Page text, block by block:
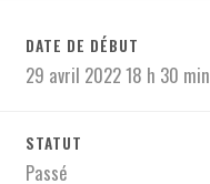
DATE DE DÉBUT
29 avril 2022 18 h 30 min
STATUT
Passé